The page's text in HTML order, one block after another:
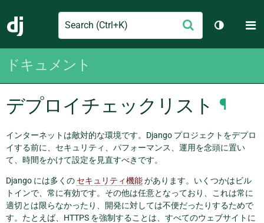
Django
Search
信
テーマを
ドキュメント
デプロイチェックリスト ¶
インターネットは敵対的な環境です。Django プロジェクトをデプロ
イする前に、セキュリティ、パフォーマンス、運用を念頭に置い
て、時間をかけて設定を見直すべきです。
Django には多くの セキュリティ機能があります。いくつかはビル
トインで、常に有効です。その他は任意となっており、これは常に
適切とは限らなかったり、開発に対しては不便だったりするためで
す。たとえば、HTTPS を強制することは、すべてのウェブサイトに